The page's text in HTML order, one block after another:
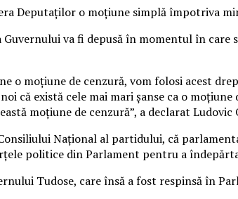
Deputaţilor o moţiune simplă împotriva
va fi depusă în momentul în care
o moţiune de cenzură, vom folosi acest
că există cele mai mari şanse ca o
moţiune de cenzură”, a declarat Ludovic
Naţional al partidului, că
politice din Parlament pentru a
Tudose, care însă a fost respinsă în